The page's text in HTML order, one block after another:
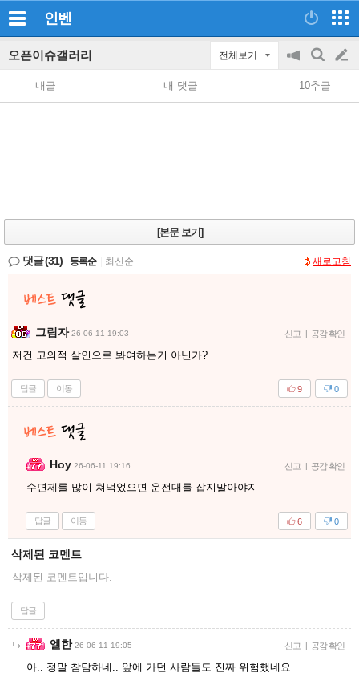
인벤
오픈이슈갤러리 전체보기
공
지
on/off
검
색
글
쓰
내글 내 댓글 10추글
[본문 보기]
댓글(31) 등록순 최신순 새로고침
그림자 26-06-11 19:03 신고 | 공감 확인
저건 고의적 살인으로 봐여하는거 아닌가?
답글 이동 0
9
Hoy 26-06-11 19:16 신고 | 공감 확인
수면제를 많이 쳐먹었으면 운전대를 잡지말아야지
답글 이동 0
6
삭제된 코멘트
삭제된 코멘트입니다.
답글
엘한 26-06-11 19:05 신고 | 공감 확인
아.. 정말 참담하네.. 앞에 가던 사람들도 진짜 위험했네요